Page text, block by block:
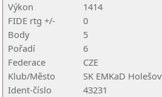
Výkon
1414
FIDE rtg +/-
0
Body
5
Pořadí
6
Federace
CZE
Klub/Město
SK EMKaD Holešov
Ident-číslo
43231